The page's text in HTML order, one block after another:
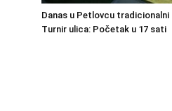
Danas u Petlovcu tradicionalni
Turnir ulica: Početak u 17 sati